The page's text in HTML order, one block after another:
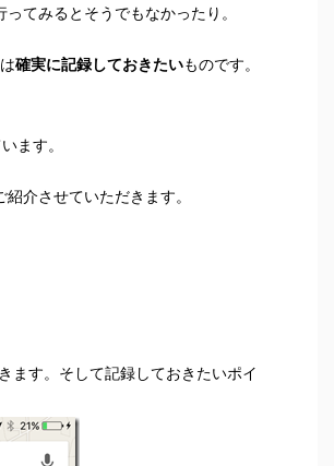
てみるとそうでもなかったり。
確実に記録しておきたいものです。
ます。
介させていただきます。
ます。そして記録しておきたいポイ